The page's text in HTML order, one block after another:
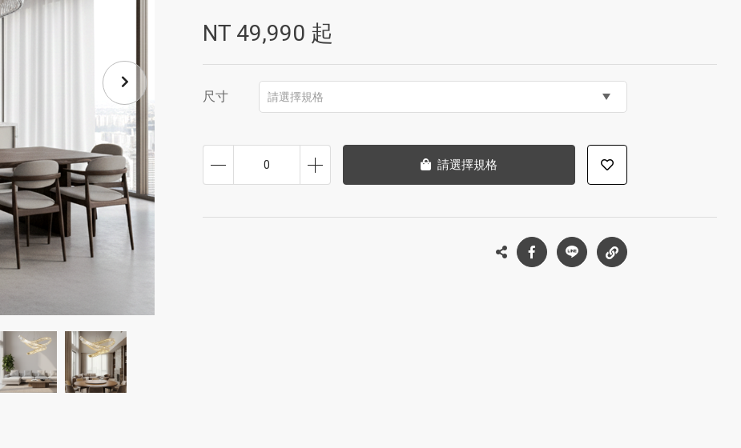
NT 49,990 起
尺寸 請選擇規格
0 請選擇規格